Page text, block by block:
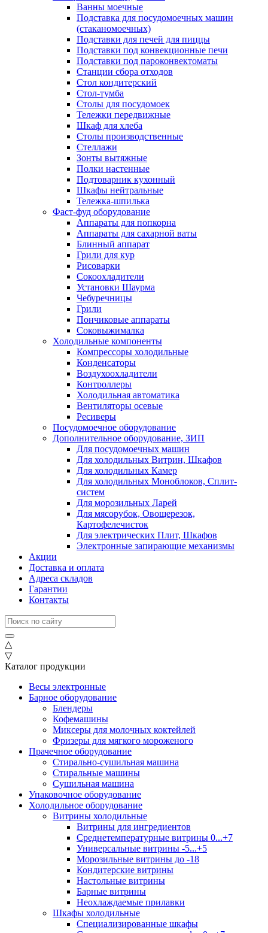
Ванны моечные
Подставка для посудомоечных машин
(стаканомоечных)
Подставки для печей для пиццы
Подставки под конвекционные печи
Подставки под пароконвектоматы
Станции сбора отходов
Стол кондитерский
Стол-тумба
Столы для посудомоек
Тележки передвижные
Шкаф для хлеба
Столы производственные
Стеллажи
Зонты вытяжные
Полки настенные
Подтоварник кухонный
Шкафы нейтральные
Тележка-шпилька
Фаст-фуд оборудование
Аппараты для попкорна
Аппараты для сахарной ваты
Блинный аппарат
Грили для кур
Рисоварки
Сокоохладители
Установки Шаурма
Чебуречницы
Грили
Пончиковые аппараты
Соковыжималка
Холодильные компоненты
Компрессоры холодильные
Конденсаторы
Воздухоохладители
Контроллеры
Холодильная автоматика
Вентиляторы осевые
Ресиверы
Посудомоечное оборудование
Дополнительное оборудование, ЗИП
Для посудомоечных машин
Для холодильных Витрин, Шкафов
Для холодильных Камер
Для холодильных Моноблоков, Сплит-
систем
Для морозильных Ларей
Для мясорубок, Овощерезок,
Картофелечисток
Для электрических Плит, Шкафов
Электронные запирающие механизмы
Акции
Доставка и оплата
Адреса складов
Гарантии
Контакты
△
▽
Каталог продукции
Весы электронные
Барное оборудование
Блендеры
Кофемашины
Миксеры для молочных коктейлей
Фризеры для мягкого мороженого
Прачечное оборудование
Стирально-сушильная машина
Стиральные машины
Сушильная машина
Упаковочное оборудование
Холодильное оборудование
Витрины холодильные
Витрины для ингредиентов
Среднетемпературные витрины 0...+7
Универсальные витрины -5...+5
Морозильные витрины до -18
Кондитерские витрины
Настольные витрины
Барные витрины
Неохлаждаемые прилавки
Шкафы холодильные
Cпециализированные шкафы